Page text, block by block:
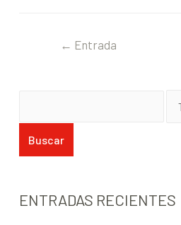
← Entrada
ENTRADAS RECIENTES